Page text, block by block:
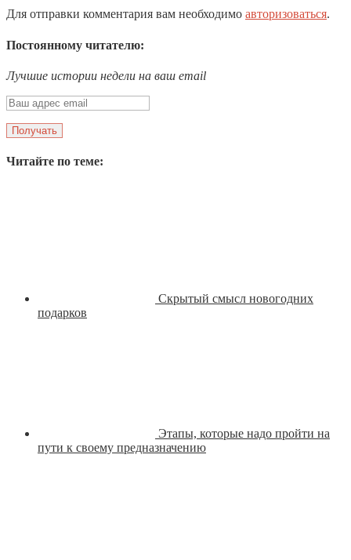
Для отправки комментария вам необходимо авторизоваться.
Постоянному читателю:
Лучшие истории недели на ваш email
Читайте по теме:
Скрытый смысл новогодних
подарков
Этапы, которые надо пройти на
пути к своему предназначению